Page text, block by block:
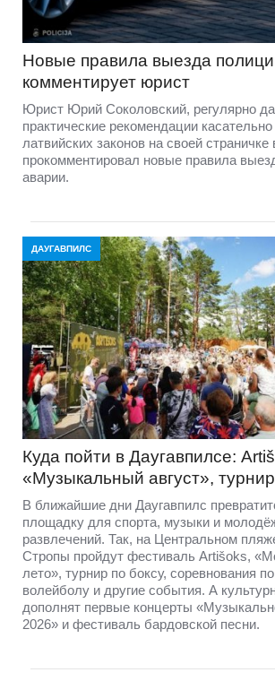
Новые правила выезда
комментирует юрист
Юрист Юрий Соколовский, регулярно
практические рекомендации
латвийских законов на своей
прокомментировал новые правила
аварии.
ДАУГАВПИЛС
Куда пойти в Даугавпилсе:
«Музыкальный август»,
В ближайшие дни Даугавпилс
площадку для спорта, музыки и
развлечений. Так, на Центральном
Стропы пройдут фестиваль Artišoks,
лето», турнир по боксу, соревнования
волейболу и другие события. А
дополнят первые концерты
2026» и фестиваль бардовской песни.